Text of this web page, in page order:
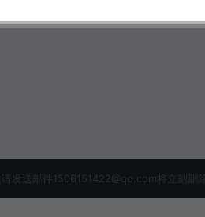
发送邮件1506151422@qq.com将立刻